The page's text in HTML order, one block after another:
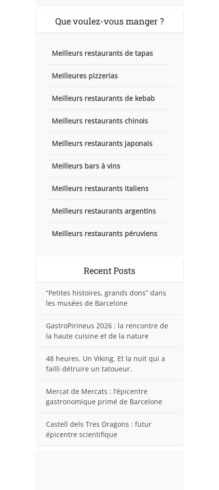
Que voulez-vous manger ?
Meilleurs restaurants de tapas
Meilleures pizzerias
Meilleurs restaurants de kebab
Meilleurs restaurants chinois
Meilleurs restaurants japonais
Meilleurs bars à vins
Meilleurs restaurants italiens
Meilleurs restaurants argentins
Meilleurs restaurants péruviens
Recent Posts
“Petites histoires, grands dons” dans
les musées de Barcelone
GastroPirineus 2026 : la rencontre de
la haute cuisine et de la nature
48 heures. Un Viking. Et la nuit qui a
failli détruire un tatoueur.
Mercat de Mercats : l’épicentre
gastronomique primé de Barcelone
Castell dels Tres Dragons : futur
épicentre scientifique